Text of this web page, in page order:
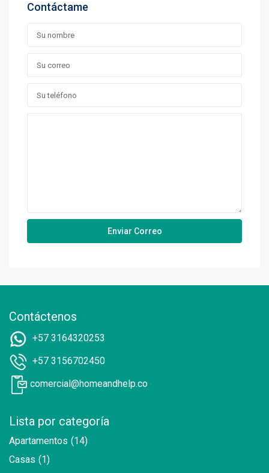
Contáctame
Contáctenos
+57 3164320253
+57 3156702450
comercial@homeandhelp.co
Lista por categoría
Apartamentos (14)
Casas (1)